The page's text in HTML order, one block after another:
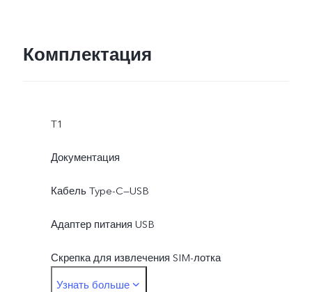
Комплектация
T1
Документация
Кабель Type-C—USB
Адаптер питания USB
Скрепка для извлечения SIM-лотка
Узнать больше